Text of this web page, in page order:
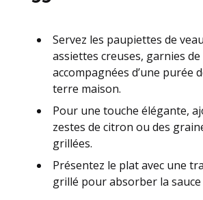
Servez les paupiettes de
assiettes creuses, garnies
accompagnées d’une purée
terre maison.
Pour une touche élégante,
zestes de citron ou des
grillées.
Présentez le plat avec une
grillé pour absorber la sauce